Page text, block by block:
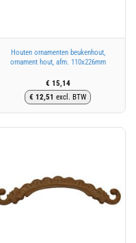
Houten ornamenten beukenhout,
ornament hout, afm. 110x226mm
€ 15,14
€ 12,51 excl. BTW